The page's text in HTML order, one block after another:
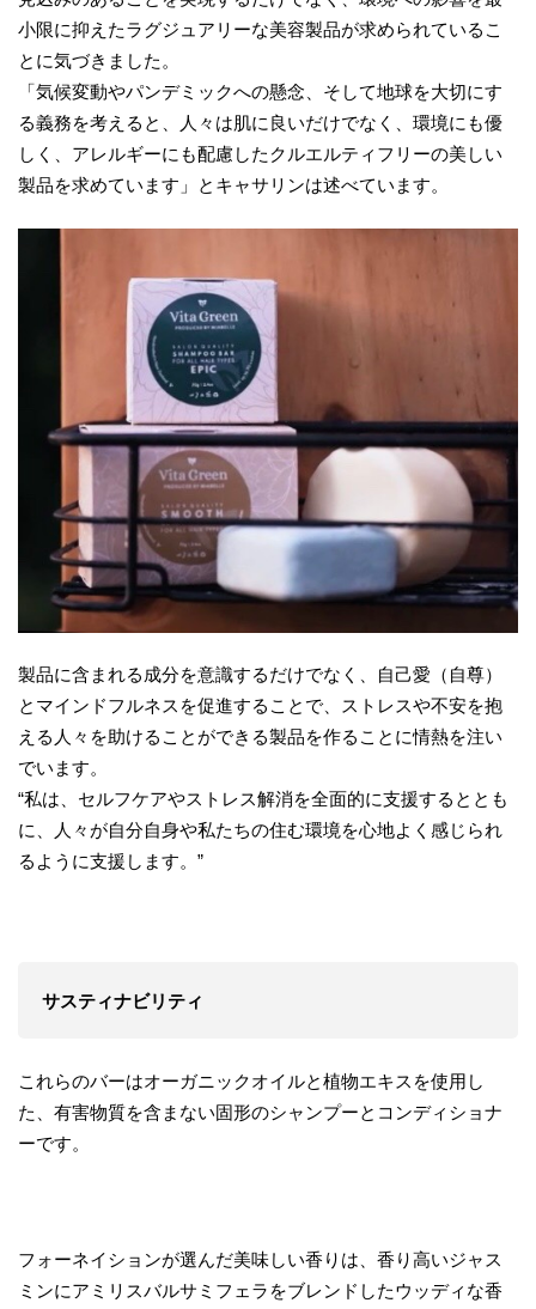
小限に抑えたラグジュアリーな美容製品が求められているこ
とに気づきました。
「気候変動やパンデミックへの懸念、そして地球を大切にす
る義務を考えると、人々は肌に良いだけでなく、環境にも優
しく、アレルギーにも配慮したクルエルティフリーの美しい
製品を求めています」とキャサリンは述べています。
製品に含まれる成分を意識するだけでなく、自己愛（自尊）
とマインドフルネスを促進することで、ストレスや不安を抱
える人々を助けることができる製品を作ることに情熱を注い
でいます。
“私は、セルフケアやストレス解消を全面的に支援するととも
に、人々が自分自身や私たちの住む環境を心地よく感じられ
るように支援します。”
サスティナビリティ
これらのバーはオーガニックオイルと植物エキスを使用し
た、有害物質を含まない固形のシャンプーとコンディショナ
ーです。
フォーネイションが選んだ美味しい香りは、香り高いジャス
ミンにアミリスバルサミフェラをブレンドしたウッディな香